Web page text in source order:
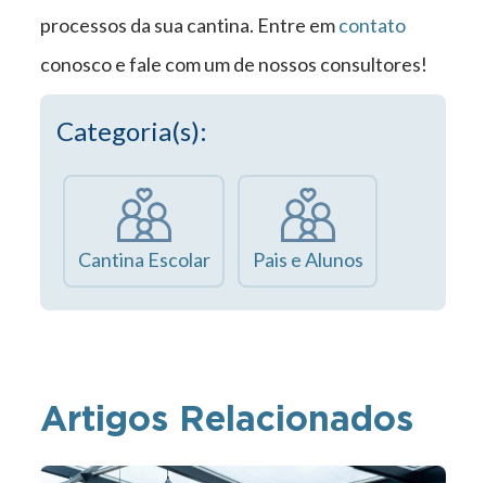
processos da sua cantina. Entre emcontato
conosco e fale com um de nossos consultores!
Categoria(s):
Cantina Escolar Pais e Alunos
Artigos Relacionados